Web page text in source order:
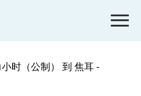
时（公制） 到 焦耳 -